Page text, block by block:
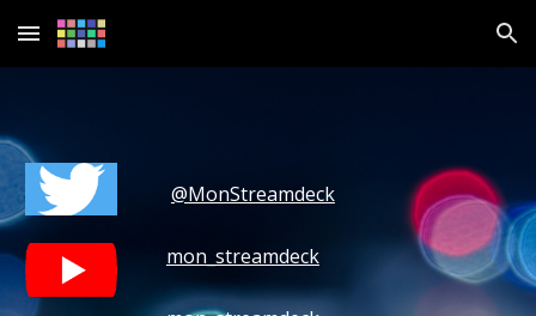
Skip to main content Skip to navigation
@MonStreamdeck
mon_streamdeck